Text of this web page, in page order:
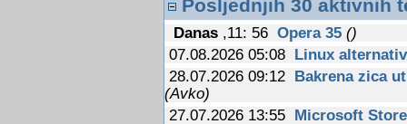
Posljednjih 30 aktivnih
Danas ,11: 56 Opera 35 ()
07.08.2026 05:08
Linux
28.07.2026 09:12
Bakrena zica
(Avko)
27.07.2026 13:55
Microsoft